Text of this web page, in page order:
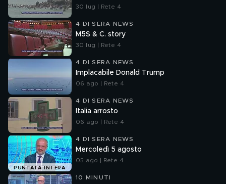
30 lug | Rete 4
4 DI SERA NEWS
M5S & C. story
30 lug | Rete 4
4 DI SERA NEWS
Implacabile Donald Trump
06 ago | Rete 4
4 DI SERA NEWS
Italia arrosto
06 ago | Rete 4
PUNTATA INTERA
4 DI SERA NEWS
Mercoledì 5 agosto
05 ago | Rete 4
10 MINUTI